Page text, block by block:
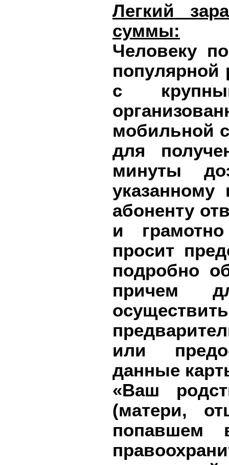
Легкий
суммы:
Человеку
популярной
с
мобильной
для
минуты
абоненту
и
просит
подробно
причем
или
данные
«Ваш
(матери,
попавшем